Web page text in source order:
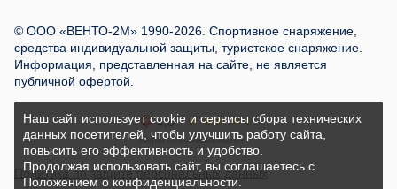
© ООО «ВЕНТО-2М» 1990-2026. Спортивное снаряжение,
средства индивидуальной защиты, туристское снаряжение.
Информация, представленная на сайте, не является
публичной офертой.
Политика по защите персональных данных
Наш сайт использует cookie и сервисы сбора технических
данных посетителей, чтобы улучшить работу сайта,
повысить его эффективность и удобство.
Продолжая использовать сайт, вы соглашаетесь с
Положением о конфиденциальности.